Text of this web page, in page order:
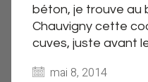
béton, je trouve au
Chauvigny cette
cuves, juste avant
mai 8, 2014